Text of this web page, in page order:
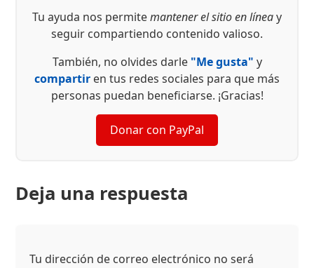
Tu ayuda nos permitemantener el sitio en líneay
seguir compartiendo contenido valioso.
También, no olvides darle "Me gusta" y
compartir en tus redes sociales para que más
personas puedan beneficiarse. ¡Gracias!
Donar con PayPal
Deja una respuesta
Tu dirección de correo electrónico no será